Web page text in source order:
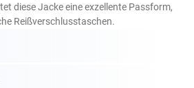
diese Jacke eine exzellente Passform,
Reißverschlusstaschen.